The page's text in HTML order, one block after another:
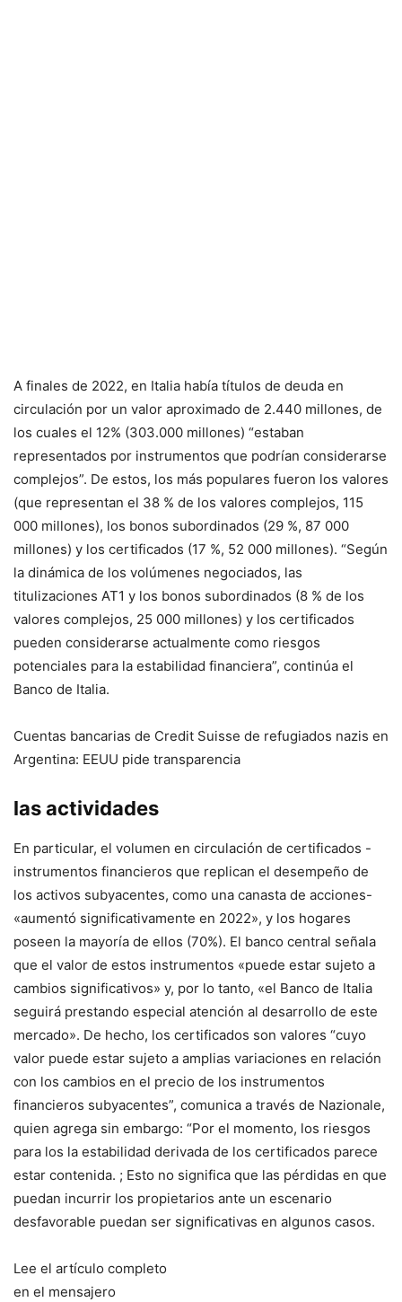
A finales de 2022, en Italia había títulos de deuda en
circulación por un valor aproximado de 2.440 millones, de
los cuales el 12% (303.000 millones) “estaban
representados por instrumentos que podrían considerarse
complejos”. De estos, los más populares fueron los valores
(que representan el 38 % de los valores complejos, 115
000 millones), los bonos subordinados (29 %, 87 000
millones) y los certificados (17 %, 52 000 millones). “Según
la dinámica de los volúmenes negociados, las
titulizaciones AT1 y los bonos subordinados (8 % de los
valores complejos, 25 000 millones) y los certificados
pueden considerarse actualmente como riesgos
potenciales para la estabilidad financiera”, continúa el
Banco de Italia.
Cuentas bancarias de Credit Suisse de refugiados nazis en
Argentina: EEUU pide transparencia
las actividades
En particular, el volumen en circulación de certificados -
instrumentos financieros que replican el desempeño de
los activos subyacentes, como una canasta de acciones-
«aumentó significativamente en 2022», y los hogares
poseen la mayoría de ellos (70%). El banco central señala
que el valor de estos instrumentos «puede estar sujeto a
cambios significativos» y, por lo tanto, «el Banco de Italia
seguirá prestando especial atención al desarrollo de este
mercado». De hecho, los certificados son valores “cuyo
valor puede estar sujeto a amplias variaciones en relación
con los cambios en el precio de los instrumentos
financieros subyacentes”, comunica a través de Nazionale,
quien agrega sin embargo: “Por el momento, los riesgos
para los la estabilidad derivada de los certificados parece
estar contenida. ; Esto no significa que las pérdidas en que
puedan incurrir los propietarios ante un escenario
desfavorable puedan ser significativas en algunos casos.
Lee el artículo completo
en el mensajero